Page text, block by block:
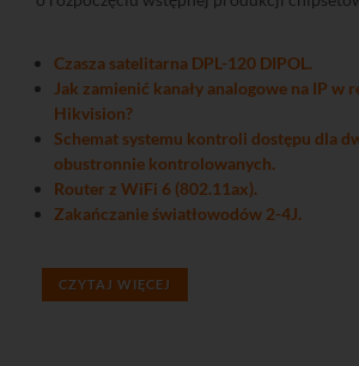
Czasza satelitarna DPL-120 DIPOL.
Jak zamienić kanały analogowe na IP w
Hikvision?
Schemat systemu kontroli dostępu dla
obustronnie kontrolowanych.
Router z WiFi 6 (802.11ax).
Zakańczanie światłowodów 2-4J.
CZYTAJ WIĘCEJ